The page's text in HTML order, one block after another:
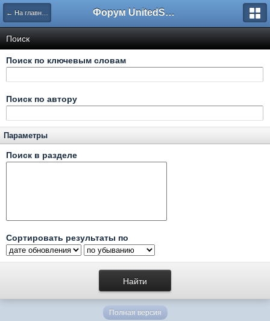
← На главную Форум UnitedSouth
Поиск
Поиск по ключевым словам
Поиск по автору
Параметры
Поиск в разделе
Сортировать результаты по
Полная версия